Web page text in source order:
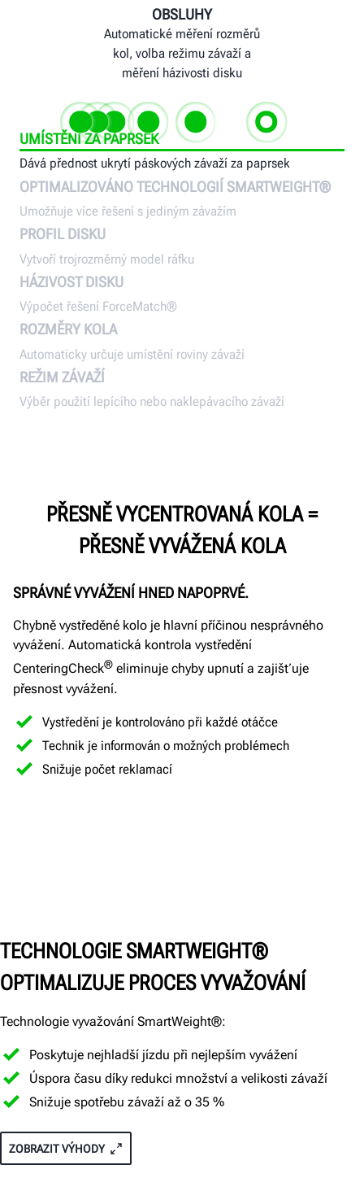
OBSLUHY
Automatické měření rozměrů
kol, volba režimu závaží a
měření házivosti disku
UMÍSTĚNÍ ZA PAPRSEK
Dává přednost ukrytí páskových závaží za paprsek
OPTIMALIZOVÁNO TECHNOLOGIÍ SMARTWEIGHT®
Umožňuje více řešení s jediným závažím
PROFIL DISKU
Vytvoří trojrozměrný model ráfku
HÁZIVOST DISKU
Výpočet řešení ForceMatch®
ROZMĚRY KOLA
Automaticky určuje umístění roviny závaží
REŽIM ZÁVAŽÍ
Výběr použití lepícího nebo naklepávacího závaží
PŘESNĚ VYCENTROVANÁ KOLA =
PŘESNĚ VYVÁŽENÁ KOLA
SPRÁVNÉ VYVÁŽENÍ HNED NAPOPRVÉ.
Chybně vystředěné kolo je hlavní příčinou nesprávného
vyvážení. Automatická kontrola vystředění
CenteringCheck® eliminuje chyby upnutí a zajišťuje
přesnost vyvážení.
Vystředění je kontrolováno při každé otáčce
Technik je informován o možných problémech
Snižuje počet reklamací
TECHNOLOGIE SMARTWEIGHT®
OPTIMALIZUJE PROCES VYVAŽOVÁNÍ
Technologie vyvažování SmartWeight®:
Poskytuje nejhladší jízdu při nejlepším vyvážení
Úspora času díky redukci množství a velikosti závaží
Snižuje spotřebu závaží až o 35 %
ZOBRAZIT VÝHODY